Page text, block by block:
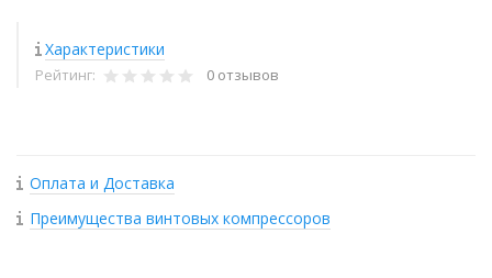
Характеристики
Рейтинг: 0 отзывов
Оплата и Доставка
Преимущества винтовых компрессоров